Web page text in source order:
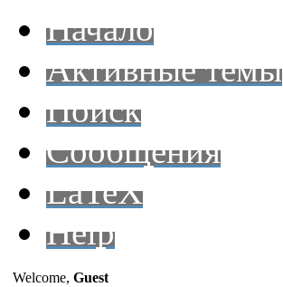
Начало
Активные темы
Поиск
Сообщения
LaTeX
Help
Welcome, Guest